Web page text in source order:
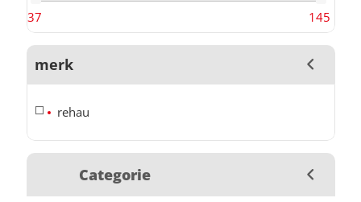
37 145
merk
rehau
Categorie